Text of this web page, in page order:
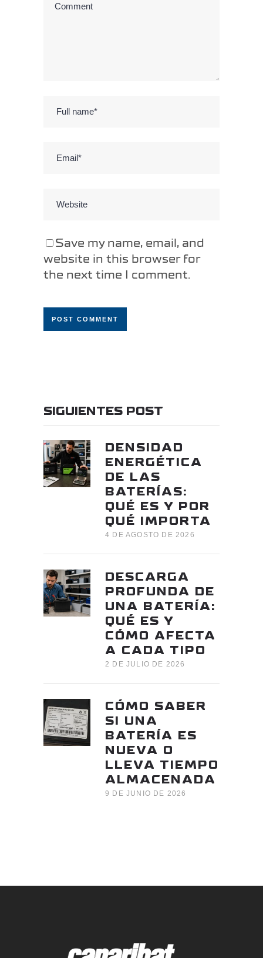
Save my name, email, and
website in this browser for
the next time I comment.
SIGUIENTES POST
DENSIDAD
ENERGÉTICA
DE LAS
BATERÍAS:
QUÉ ES Y POR
QUÉ IMPORTA
4 DE AGOSTO DE 2026
DESCARGA
PROFUNDA DE
UNA BATERÍA:
QUÉ ES Y
CÓMO AFECTA
A CADA TIPO
2 DE JULIO DE 2026
CÓMO SABER
SI UNA
BATERÍA ES
NUEVA O
LLEVA TIEMPO
ALMACENADA
9 DE JUNIO DE 2026